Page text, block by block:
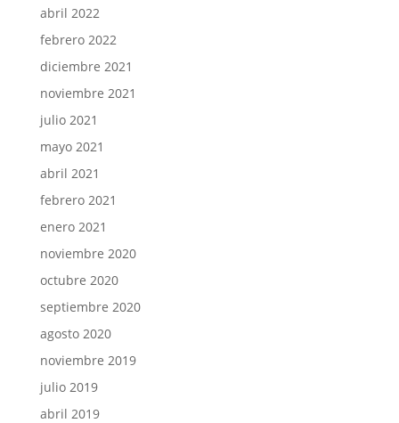
abril 2022
febrero 2022
diciembre 2021
noviembre 2021
julio 2021
mayo 2021
abril 2021
febrero 2021
enero 2021
noviembre 2020
octubre 2020
septiembre 2020
agosto 2020
noviembre 2019
julio 2019
abril 2019